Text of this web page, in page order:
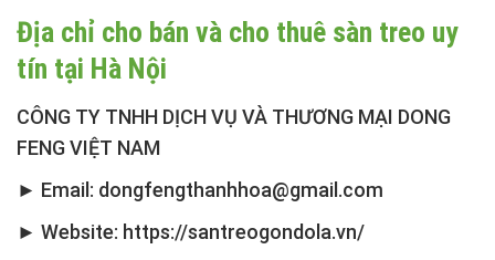
Địa chỉ cho bán và cho thuê sàn treo uy
tín tại Hà Nội
CÔNG TY TNHH DỊCH VỤ VÀ THƯƠNG MẠI DONG
FENG VIỆT NAM
► Email: dongfengthanhhoa@gmail.com
► Website: https://santreogondola.vn/